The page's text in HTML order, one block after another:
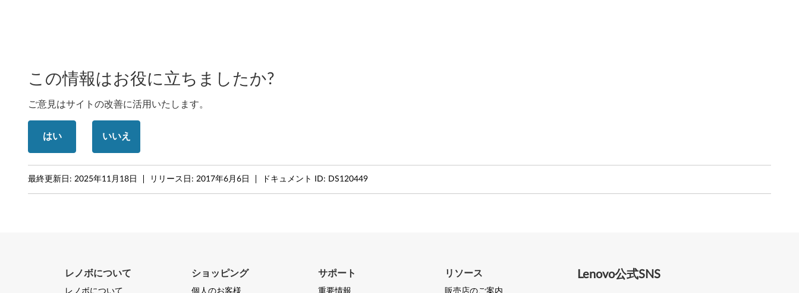
この情報はお役に立ちましたか?
ご意見はサイトの改善に活用いたします。
はい いいえ
最終更新日: 2025年11月18日 リリース日: 2017年6月6日 ドキュメント ID: DS120449
Lenovo公式SNS
レノボについて
レノボについて
ショッピング
個人のお客様
サポート
重要情報
リソース
販売店のご案内